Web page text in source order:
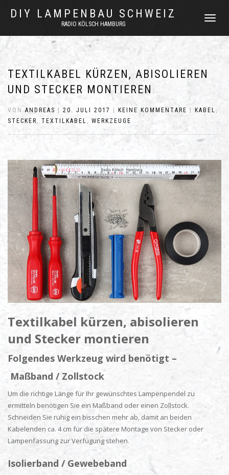
DIY LAMPENBAU SCHWEIZ
RADIO KÖLSCH HAMBURG
TEXTILKABEL KÜRZEN, ABISOLIEREN
UND STECKER MONTIEREN
VONANDREAS 20. JULI 2017 KEINE KOMMENTARE KABEL ,
STECKER , TEXTILKABEL , WERKZEUGE
Textilkabel kürzen, abisolieren
und Stecker montieren
Folgendes Werkzeug wird benötigt –
Maßband / Zollstock
Um die richtige Länge für Ihr gewünschtes Lampenpendel zu
ermitteln benötigen Sie ein Maßband oder einen Zollstock.
Schneiden Sie ruhig ein bisschen mehr ab, damit an beiden
Kabelenden ca. 4 cm für die spätere Montage von Stecker oder
Lampenfassung zur Verfügung stehen.
Isolierband / Gewebeband